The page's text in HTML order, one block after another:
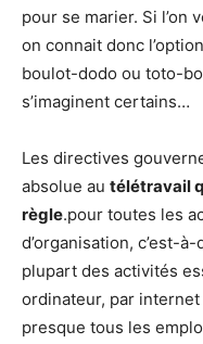
pour se marier. Si l’on
on connait donc
boulot-dodo ou toto-
s’imaginent certains…
Les directives
absolue au télétravail
règle.pour toutes les
d’organisation, c’est-
plupart des activités
ordinateur, par
presque tous les